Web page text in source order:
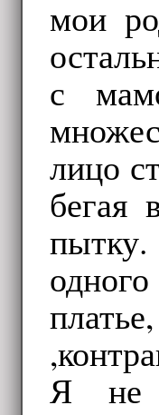
мои
с
лицо
бегая
Я не